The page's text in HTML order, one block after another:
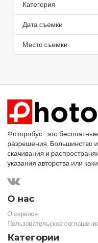
Категория
Дата съемки
Место съемки
Фоторобус - это
разрешения. Большинство
скачивания и
указания авторства или
О нас
О сервисе
Пользовательское
Категории